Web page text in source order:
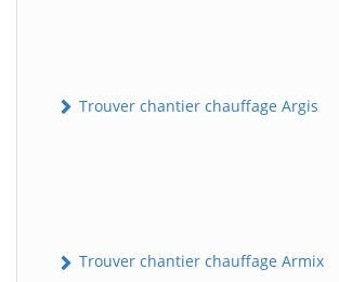
Trouver chantier chauffage Argis
Trouver chantier chauffage Armix